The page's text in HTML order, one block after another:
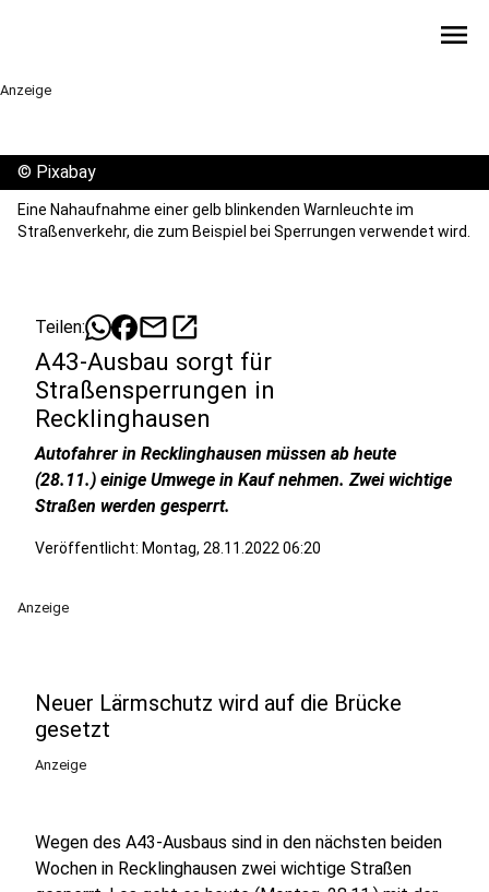
menu
Anzeige
© Pixabay
Eine Nahaufnahme einer gelb blinkenden Warnleuchte im
Straßenverkehr, die zum Beispiel bei Sperrungen verwendet wird.
Teilen: mailopen_in_new
A43-Ausbau sorgt für
Straßensperrungen in
Recklinghausen
Autofahrer in Recklinghausen müssen ab heute
(28.11.) einige Umwege in Kauf nehmen. Zwei wichtige
Straßen werden gesperrt.
Veröffentlicht: Montag, 28.11.2022 06:20
Anzeige
Neuer Lärmschutz wird auf die Brücke
gesetzt
Anzeige
Wegen des A43-Ausbaus sind in den nächsten beiden
Wochen in Recklinghausen zwei wichtige Straßen